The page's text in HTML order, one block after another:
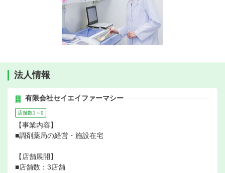
法人情報
有限会社セイエイファーマシー
店舗数1～9
【事業内容】
■調剤薬局の経営・施設在宅
【店舗展開】
■店舗数：3店舗